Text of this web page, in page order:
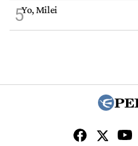
5Yo, Milei